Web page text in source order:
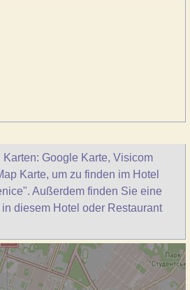
Google Karte, Visicom
Karte, um zu finden im Hotel
Außerdem finden Sie eine
diesem Hotel oder Restaurant